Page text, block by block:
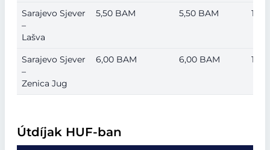
Sarajevo Sjever
–
Lašva
5,50 BAM 5,50 BAM
Sarajevo Sjever
–
Zenica Jug
6,00 BAM 6,00 BAM
Útdíjak HUF-ban